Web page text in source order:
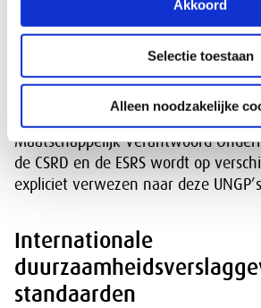
Akkoord
Selectie toestaan
Alleen noodzakelijke
waarvan de CSRD een Europese
Verenigde Naties (UN) Guiding
Business and Human Rights
Dit is een internationale standaard
Maatschappelijk Verantwoord
de CSRD en de ESRS wordt op
expliciet verwezen naar deze
Internationale
standaarden